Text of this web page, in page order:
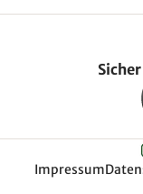
Impressum